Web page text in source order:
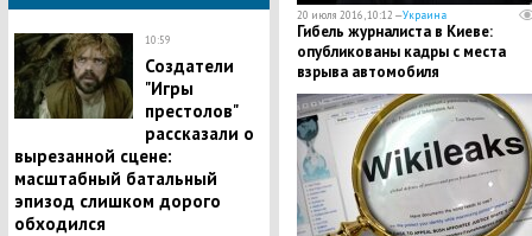
10:59
​Создатели
"Игры
престолов"
рассказали о
вырезанной сцене:
масштабный батальный
эпизод слишком дорого
обходился
20 июля 2016, 10:12 —Украина
Гибель журналиста в Киеве:
опубликованы кадры с места
взрыва автомобиля